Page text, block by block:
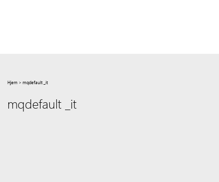
Hjem > mqdefault _it
mqdefault _it